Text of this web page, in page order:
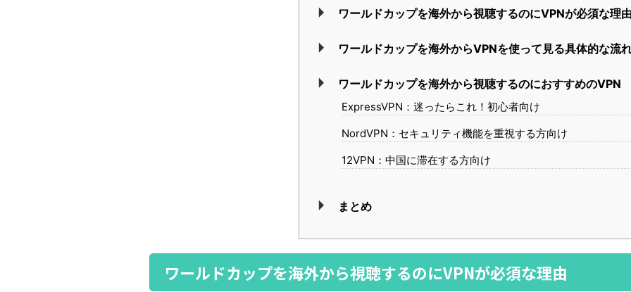
ワールドカップを海外から視聴するのにVPNが必須な理
ワールドカップを海外からVPNを使って見る具体的な流
ワールドカップを海外から視聴するのにおすすめのVPN
ExpressVPN：迷ったらこれ！初心者向け
NordVPN：セキュリティ機能を重視する方向け
12VPN：中国に滞在する方向け
まとめ
ワールドカップを海外から視聴するのにVPNが必須な理由